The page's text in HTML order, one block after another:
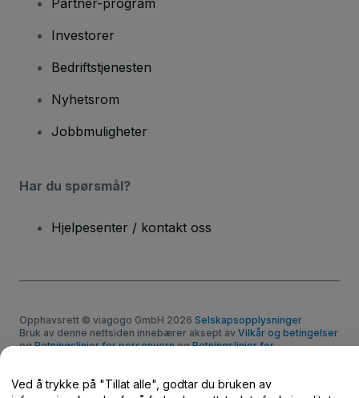
Partner-program
Investorer
Bedriftstjenesten
Nyhetsrom
Jobbmuligheter
Har du spørsmål?
Hjelpesenter / kontakt oss
Opphavsrett © viagogo GmbH 2026 Selskapsopplysninger
Bruk av denne nettsiden innebærer aksept av Vilkår og betingelser
ogRetningslinjer for personvernogRetningslinjer for
Ved å trykke på "Tillat alle", godtar du bruken av